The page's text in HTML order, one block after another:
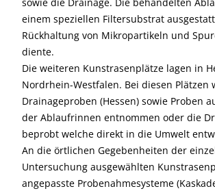
einem speziellen Filtersubstrat
Rückhaltung von Mikropartikeln und
diente.
Die weiteren Kunstrasenplätze lagen in
Nordrhein-Westfalen. Bei diesen Plätzen
Drainageproben (Hessen) sowie Proben
der Ablaufrinnen entnommen oder die
beprobt welche direkt in die Umwelt
An die örtlichen Gegebenheiten der
Untersuchung ausgewählten
angepasste Probenahmesysteme